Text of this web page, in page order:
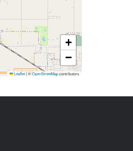
+
−
Leaflet|©OpenStreetMapcontributors